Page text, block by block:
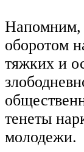
Напомним,
оборотом
тяжких и
тенеты
молодежи.